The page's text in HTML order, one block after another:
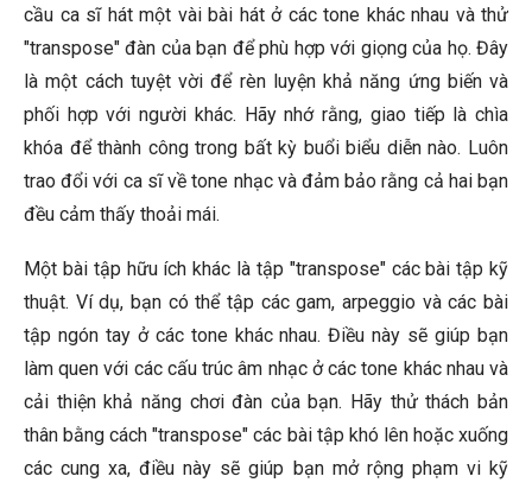
cầu ca sĩ hát một vài bài hát ở các tone khác nhau và thử
"transpose" đàn của bạn để phù hợp với giọng của họ. Đây
là một cách tuyệt vời để rèn luyện khả năng ứng biến và
phối hợp với người khác. Hãy nhớ rằng, giao tiếp là chìa
khóa để thành công trong bất kỳ buổi biểu diễn nào. Luôn
trao đổi với ca sĩ về tone nhạc và đảm bảo rằng cả hai bạn
đều cảm thấy thoải mái.
Một bài tập hữu ích khác là tập "transpose" các bài tập kỹ
thuật. Ví dụ, bạn có thể tập các gam, arpeggio và các bài
tập ngón tay ở các tone khác nhau. Điều này sẽ giúp bạn
làm quen với các cấu trúc âm nhạc ở các tone khác nhau và
cải thiện khả năng chơi đàn của bạn. Hãy thử thách bản
thân bằng cách "transpose" các bài tập khó lên hoặc xuống
các cung xa, điều này sẽ giúp bạn mở rộng phạm vi kỹ